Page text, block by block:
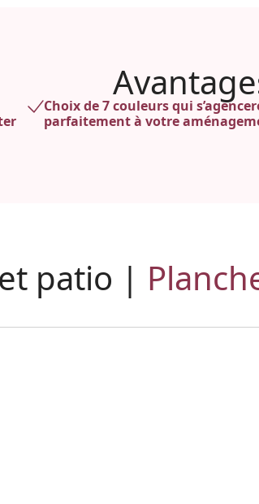
Choix de 7 couleurs qui
parfaitement à votre
patio |